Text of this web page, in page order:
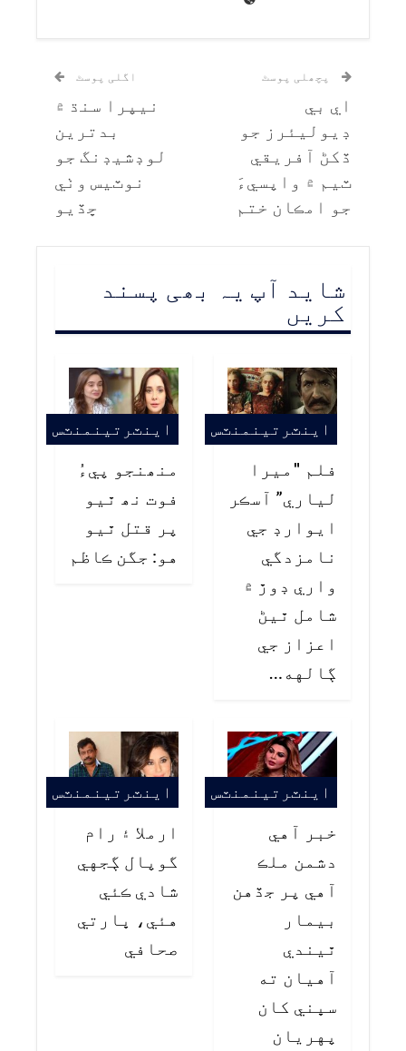
پچھلی پوسٹ
اي بي
ڊيوليئرز جو
ڏکڻ آفريقي
ٽيم ۾ واپسيءَ
جو امڪان ختم
اگلی پوسٹ
نيپرا سنڌ ۾
بدترين
لوڊشيڊنگ جو
نوٽيس وٺي
ڇڏيو
شاید آپ یہ بھی پسند
کریں
اينٽرتينمنٽس
فلم "ميرا
لياري” آسڪر
ايوارڊ جي
نامزدگي
واري ڊوڙ ۾
شامل ٿيڻ
اعزاز جي
ڳالهه…
اينٽرتينمنٽس
منھنجو پيءُ
فوت نھ ٿيو
پر قتل ٿيو
هو: جگن ڪاظم
اينٽرتينمنٽس
خبر آهي
دشمن ملڪ
آهي پر جڏهن
بيمار
ٿيندي
آهيان ته
سڀني کان
پهريان
اينٽرتينمنٽس
ارملا ۽ رام
گوپال ڳجهي
شادي ڪئي
هئي، ڀارتي
صحافي